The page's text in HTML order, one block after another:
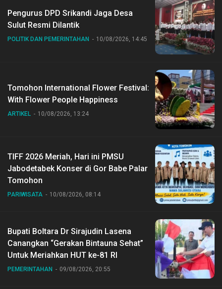
Pengurus DPD Srikandi Jaga Desa
Sulut Resmi Dilantik
POLITIK DAN PEMERINTAHAN 10/08/2026, 14:45
Tomohon International Flower Festival:
With Flower People Happiness
ARTIKEL 10/08/2026, 13:24
TIFF 2026 Meriah, Hari ini PMSU
Jabodetabek Konser di Gor Babe Palar
Tomohon
PARIWISATA 10/08/2026, 08:14
Bupati Boltara Dr Sirajudin Lasena
Canangkan “Gerakan Bintauna Sehat”
Untuk Meriahkan HUT ke-81 RI
PEMERINTAHAN 09/08/2026, 20:55